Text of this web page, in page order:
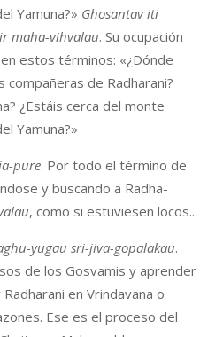
Yamuna?» Ghosantav iti
maha-vihvalau. Su ocupación
estos términos: «¿Dónde
compañeras de Radharani?
¿Estáis cerca del monte
Yamuna?»
pure. Por todo el término de
y buscando a Radha-
, como si estuviesen locos..
yugau sri-jiva-gopalakau.
de los Gosvamis y aprender
en Vrindavana o
Ese es el proceso del